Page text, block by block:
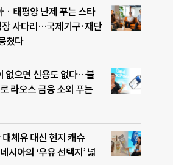
ㆍ태평양 난제 푸는 스타
장 사다리…국제기구·재단
쳤다
없으면 신용도 없다…블
라오스 금융 소외 푸는
대체유 대신 현지 캐슈
시아의 ‘우유 선택지’ 넓